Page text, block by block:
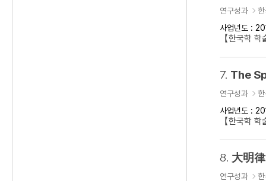
연구성과
사업년도 :
【한국학
7. The
연구성과
사업년도 :
【한국학
8. 大明律
연구성과